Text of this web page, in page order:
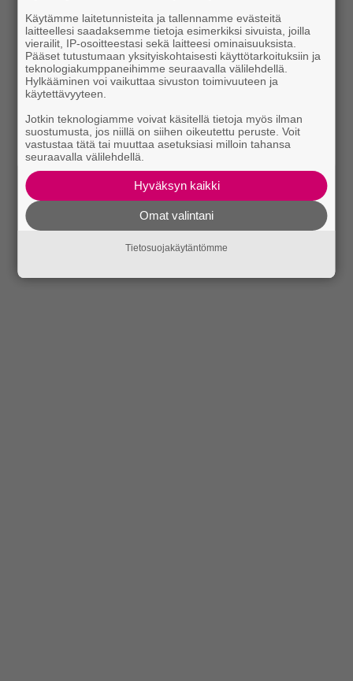
Käytämme laitetunnisteita ja tallennamme evästeitä
laitteellesi saadaksemme tietoja esimerkiksi sivuista, joilla
vierailit, IP-osoitteestasi sekä laitteesi ominaisuuksista.
Pääset tutustumaan yksityiskohtaisesti käyttötarkoituksiin ja
teknologiakumppaneihimme seuraavalla välilehdellä.
Hylkääminen voi vaikuttaa sivuston toimivuuteen ja
käytettävyyteen.
Jotkin teknologiamme voivat käsitellä tietoja myös ilman
suostumusta, jos niillä on siihen oikeutettu peruste. Voit
vastustaa tätä tai muuttaa asetuksiasi milloin tahansa
seuraavalla välilehdellä.
Hyväksyn kaikki
Omat valintani
Tietosuojakäytäntömme